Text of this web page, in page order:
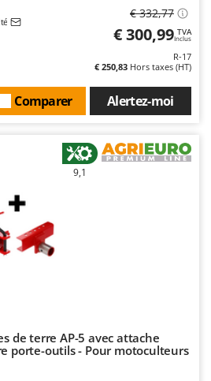
€ 332,77
€ 300,99 TVA
Inclus
R-17
€ 250,83 Hors taxes (HT)
Alertez-moi
Comparer
9,1
de terre AP-5 avec attache
porte-outils - Pour motoculteurs